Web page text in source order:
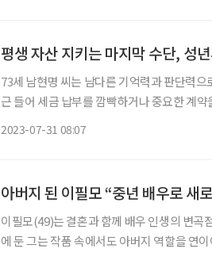
평생 자산 지키는 마지막 수단, 성
73세 남현명 씨는 남다른 기억력과 판단력
근 들어 세금 납부를 깜빡하거나 중요한 계
2023-07-31 08:07
아버지 된 이필모 “중년 배우로 새
이필모(49)는 결혼과 함께 배우 인생의 변곡
에 둔 그는 작품 속에서도 아버지 역할을 연